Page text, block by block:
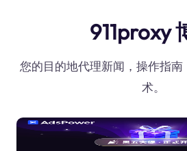
911proxy
您的目的地代理新闻，操作指
术。